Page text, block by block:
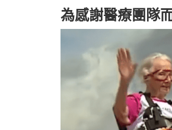
為感謝醫療團隊